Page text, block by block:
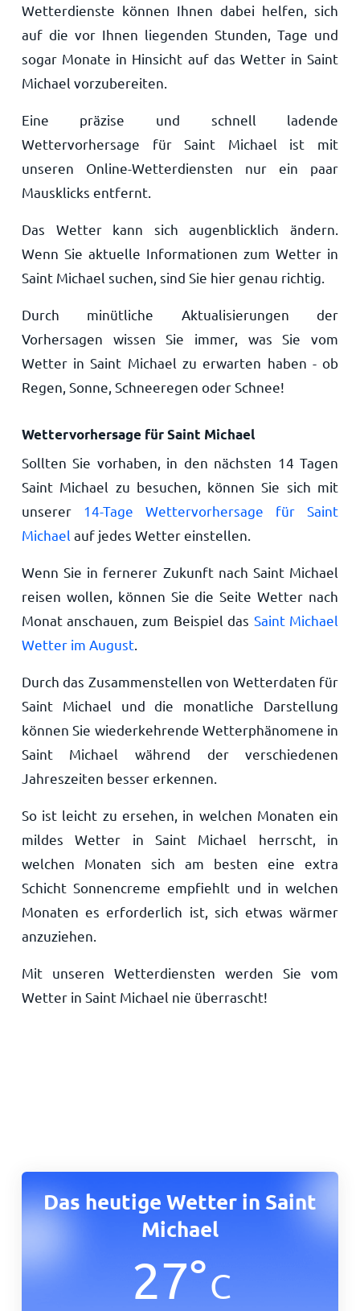
Wetterdienste können Ihnen dabei helfen, sich
auf die vor Ihnen liegenden Stunden, Tage und
sogar Monate in Hinsicht auf das Wetter in Saint
Michael vorzubereiten.
Eine präzise und schnell ladende
Wettervorhersage für Saint Michael ist mit
unseren Online-Wetterdiensten nur ein paar
Mausklicks entfernt.
Das Wetter kann sich augenblicklich ändern.
Wenn Sie aktuelle Informationen zum Wetter in
Saint Michael suchen, sind Sie hier genau richtig.
Durch minütliche Aktualisierungen der
Vorhersagen wissen Sie immer, was Sie vom
Wetter in Saint Michael zu erwarten haben - ob
Regen, Sonne, Schneeregen oder Schnee!
Wettervorhersage für Saint Michael
Sollten Sie vorhaben, in den nächsten 14 Tagen
Saint Michael zu besuchen, können Sie sich mit
unserer 14-Tage Wettervorhersage für Saint
Michael auf jedes Wetter einstellen.
Wenn Sie in fernerer Zukunft nach Saint Michael
reisen wollen, können Sie die Seite Wetter nach
Monat anschauen, zum Beispiel das Saint Michael
Wetter im August.
Durch das Zusammenstellen von Wetterdaten für
Saint Michael und die monatliche Darstellung
können Sie wiederkehrende Wetterphänomene in
Saint Michael während der verschiedenen
Jahreszeiten besser erkennen.
So ist leicht zu ersehen, in welchen Monaten ein
mildes Wetter in Saint Michael herrscht, in
welchen Monaten sich am besten eine extra
Schicht Sonnencreme empfiehlt und in welchen
Monaten es erforderlich ist, sich etwas wärmer
anzuziehen.
Mit unseren Wetterdiensten werden Sie vom
Wetter in Saint Michael nie überrascht!
Das heutige Wetter in Saint
Michael
27°C